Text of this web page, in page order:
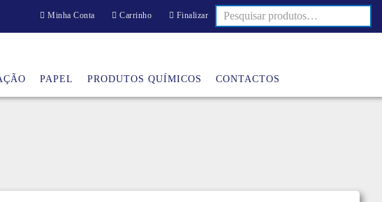
Minha Conta Carrinho Finalizar
PAPEL PRODUTOS QUÍMICOS CONTACTOS